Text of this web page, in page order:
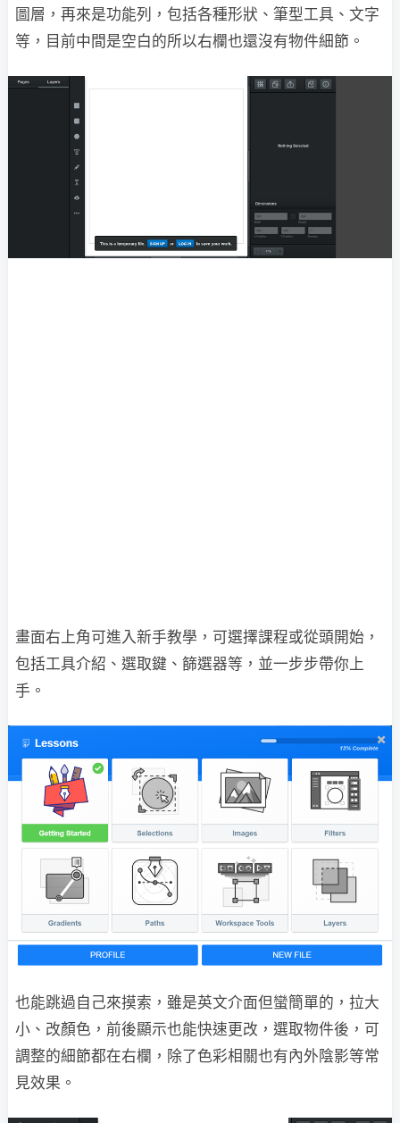
圖層，再來是功能列，包括各種形狀、筆型工具、文字
等，目前中間是空白的所以右欄也還沒有物件細節。
畫面右上角可進入新手教學，可選擇課程或從頭開始，
包括工具介紹、選取鍵、篩選器等，並一步步帶你上
手。
也能跳過自己來摸索，雖是英文介面但蠻簡單的，拉大
小、改顏色，前後顯示也能快速更改，選取物件後，可
調整的細節都在右欄，除了色彩相關也有內外陰影等常
見效果。